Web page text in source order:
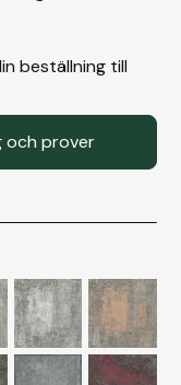
beställning till
och prover